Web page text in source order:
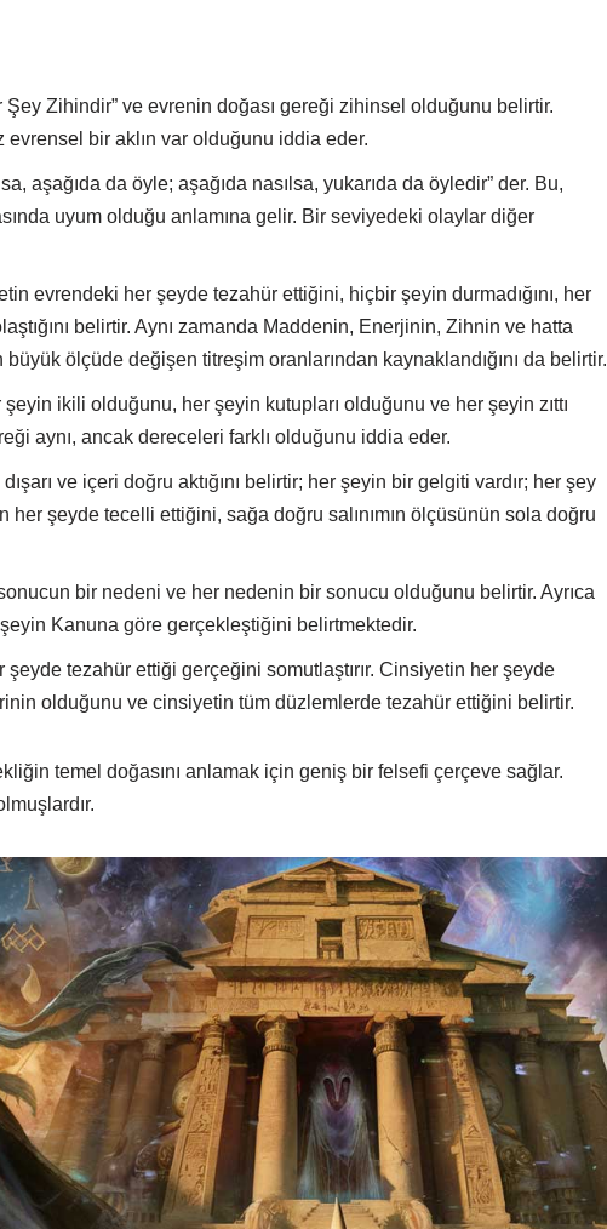
Zihindir” ve evrenin doğası gereği zihinsel olduğunu belirtir.
bir aklın var olduğunu iddia eder.
aşağıda da öyle; aşağıda nasılsa, yukarıda da öyledir” der. Bu,
uyum olduğu anlamına gelir. Bir seviyedeki olaylar diğer
evrendeki her şeyde tezahür ettiğini, hiçbir şeyin durmadığını, her
belirtir. Aynı zamanda Maddenin, Enerjinin, Zihnin ve hatta
ölçüde değişen titreşim oranlarından kaynaklandığını da belirtir.
ikili olduğunu, her şeyin kutupları olduğunu ve her şeyin zıttı
aynı, ancak dereceleri farklı olduğunu iddia eder.
ve içeri doğru aktığını belirtir; her şeyin bir gelgiti vardır; her şey
her şeyde tecelli ettiğini, sağa doğru salınımın ölçüsünün sola doğru
bir nedeni ve her nedenin bir sonucu olduğunu belirtir. Ayrıca
Kanuna göre gerçekleştiğini belirtmektedir.
tezahür ettiği gerçeğini somutlaştırır. Cinsiyetin her şeyde
olduğunu ve cinsiyetin tüm düzlemlerde tezahür ettiğini belirtir.
temel doğasını anlamak için geniş bir felsefi çerçeve sağlar.